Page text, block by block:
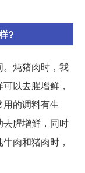
?
炖猪肉时，我
以去腥增鲜，
的调料有生
腥增鲜，同时
肉和猪肉时，